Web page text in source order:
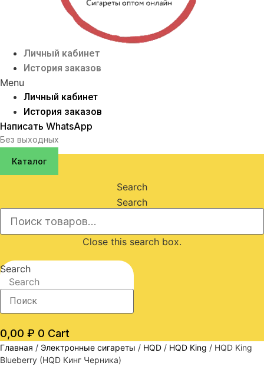
Личный кабинет
История заказов
Menu
Личный кабинет
История заказов
Написать WhatsApp
Без выходных
Каталог
Search
Search
Close this search box.
Search
Search
0,00 ₽ 0 Cart
Главная / Электронные сигареты / HQD / HQD King / HQD King
Blueberry (HQD Кинг Черника)